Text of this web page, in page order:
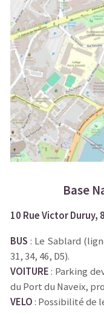
Base
10 Rue Victor Duruy,
BUS : Le Sablard
31, 34, 46, D5).
VOITURE: Parking
du Port du Naveix,
VELO: Possibilité de